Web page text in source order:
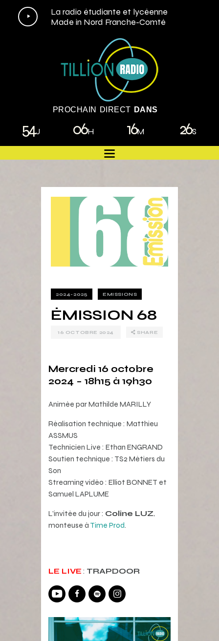
La radio étudiante et lycéenne
Made in Nord Franche-Comté
Lecteur
audio
PROCHAIN DIRECT DANS
54J 06H 16M 26S
2024-2025 EMISSIONS
ÉMISSION 68
16 OCTOBRE 2024 SHARE
Mercredi 16 octobre
2024 – 18h15 à 19h30
Animée par Mathilde MARILLY
Réalisation technique : Matthieu
ASSMUS
Technicien Live : Ethan ENGRAND
Soutien technique : TS2 Métiers du
Son
Streaming vidéo : Elliot BONNET et
Samuel LAPLUME
L’invitée du jour : Coline LUZ,
monteuse à Time Prod.
LE LIVE : TRAPDOOR